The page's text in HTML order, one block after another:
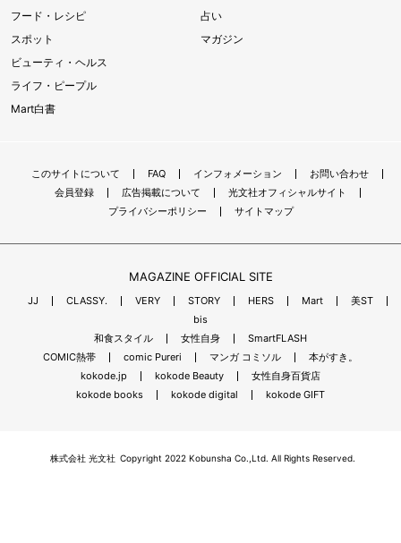
フード・レシピ
スポット
ビューティ・ヘルス
ライフ・ピープル
Mart白書
占い
マガジン
このサイトについて FAQ インフォメーション
お問い合わせ
会員登録
広告掲載について
光文社オフィシャルサイト
プライバシーポリシー
サイトマップ
MAGAZINE OFFICIAL SITE
JJ CLASSY. VERY STORY HERS Mart
美ST
bis
和食スタイル
女性自身
SmartFLASH
COMIC熱帯
comic Pureri マンガ コミソル
本がすき。
kokode.jp
kokode Beauty
女性自身百貨店
kokode books
kokode digital kokode GIFT
株式会社 光文社 Copyright 2022 Kobunsha Co.,Ltd. All Rights Reserved.